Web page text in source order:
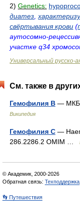
2) Genetics:
диатез
свёртывания крови (
аутосомно-
участке q34
Универсальный русско-
См. также в
Гемофилия B — МКБ
Википедия
Гемофилия C —
286.2286.2 OMIM …
© Академик, 2000-2026
Обратная связь: Техподдержка
👣 Путешествия